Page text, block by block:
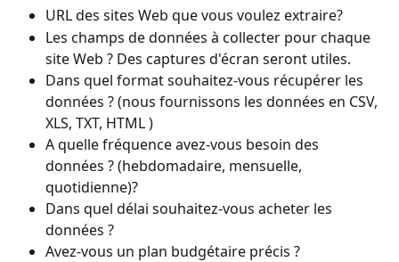
URL des sites Web que vous voulez extraire?
Les champs de données à collecter pour chaque
site Web ? Des captures d'écran seront utiles.
Dans quel format souhaitez-vous récupérer les
données ? (nous fournissons les données en CSV,
XLS, TXT, HTML )
A quelle fréquence avez-vous besoin des
données ? (hebdomadaire, mensuelle,
quotidienne)?
Dans quel délai souhaitez-vous acheter les
données ?
Avez-vous un plan budgétaire précis ?